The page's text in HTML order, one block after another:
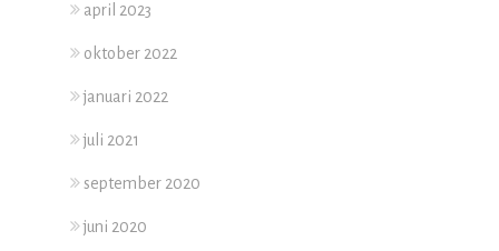
april 2023
oktober 2022
januari 2022
juli 2021
september 2020
juni 2020